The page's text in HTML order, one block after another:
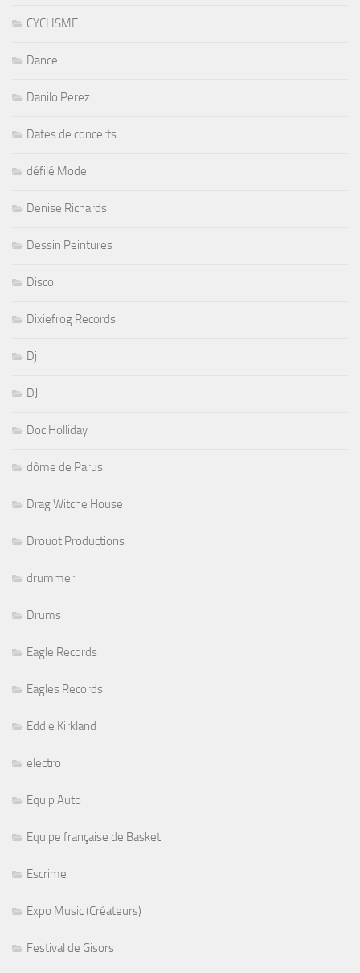
CYCLISME
Dance
Danilo Perez
Dates de concerts
défilé Mode
Denise Richards
Dessin Peintures
Disco
Dixiefrog Records
Dj
DJ
Doc Holliday
dôme de Parus
Drag Witche House
Drouot Productions
drummer
Drums
Eagle Records
Eagles Records
Eddie Kirkland
electro
Equip Auto
Equipe française de Basket
Escrime
Expo Music (Créateurs)
Festival de Gisors